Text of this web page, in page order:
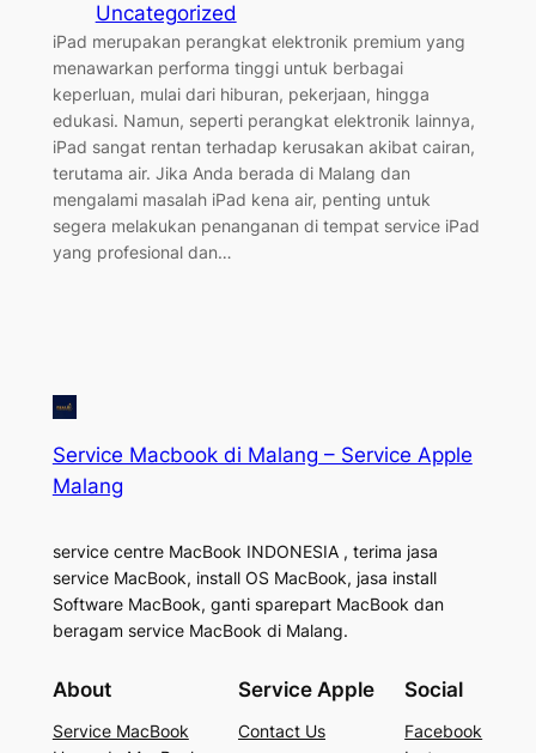
Uncategorized
iPad merupakan perangkat elektronik premium yang
menawarkan performa tinggi untuk berbagai
keperluan, mulai dari hiburan, pekerjaan, hingga
edukasi. Namun, seperti perangkat elektronik lainnya,
iPad sangat rentan terhadap kerusakan akibat cairan,
terutama air. Jika Anda berada di Malang dan
mengalami masalah iPad kena air, penting untuk
segera melakukan penanganan di tempat service iPad
yang profesional dan…
Service Macbook di Malang – Service Apple
Malang
service centre MacBook INDONESIA , terima jasa
service MacBook, install OS MacBook, jasa install
Software MacBook, ganti sparepart MacBook dan
beragam service MacBook di Malang.
About
Service MacBook
Service Apple
Contact Us
Social
Facebook